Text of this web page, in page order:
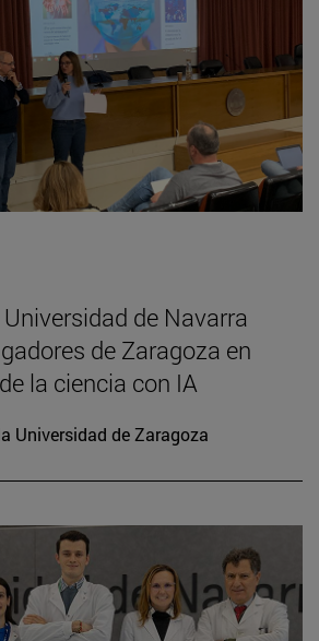
Universidad de Navarra
de Zaragoza en
la ciencia con IA
Universidad de Zaragoza